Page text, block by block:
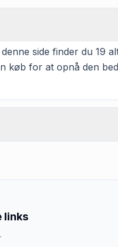
side finder du 19
køb for at opnå den
links